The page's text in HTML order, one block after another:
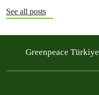
See all posts
Greenpeace Türkiye